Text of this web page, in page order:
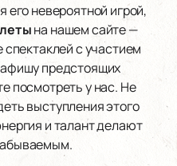
его невероятной игрой,
на нашем сайте —
с участием
предстоящих
посмотреть у нас. Не
выступления этого
и талант делают